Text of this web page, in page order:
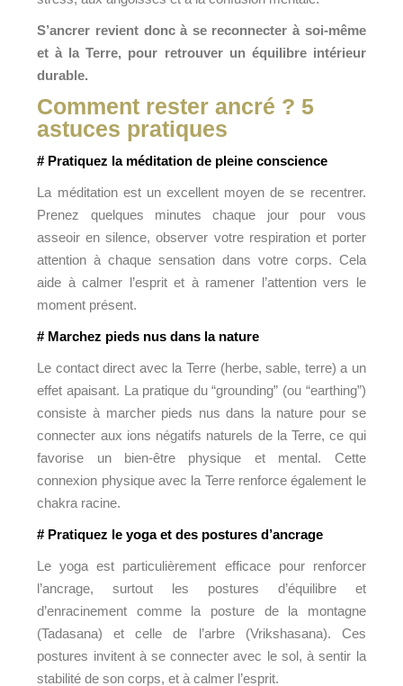
S’ancrer revient donc à se reconnecter à soi-même
et à la Terre, pour retrouver un équilibre intérieur
durable.
Comment rester ancré ? 5
astuces pratiques
# Pratiquez la méditation de pleine conscience
La méditation est un excellent moyen de se recentrer.
Prenez quelques minutes chaque jour pour vous
asseoir en silence, observer votre respiration et porter
attention à chaque sensation dans votre corps. Cela
aide à calmer l’esprit et à ramener l’attention vers le
moment présent.
# Marchez pieds nus dans la nature
Le contact direct avec la Terre (herbe, sable, terre) a un
effet apaisant. La pratique du “grounding” (ou “earthing”)
consiste à marcher pieds nus dans la nature pour se
connecter aux ions négatifs naturels de la Terre, ce qui
favorise un bien-être physique et mental. Cette
connexion physique avec la Terre renforce également le
chakra racine.
# Pratiquez le yoga et des postures d’ancrage
Le yoga est particulièrement efficace pour renforcer
l’ancrage, surtout les postures d’équilibre et
d’enracinement comme la posture de la montagne
(Tadasana) et celle de l’arbre (Vrikshasana). Ces
postures invitent à se connecter avec le sol, à sentir la
stabilité de son corps, et à calmer l’esprit.